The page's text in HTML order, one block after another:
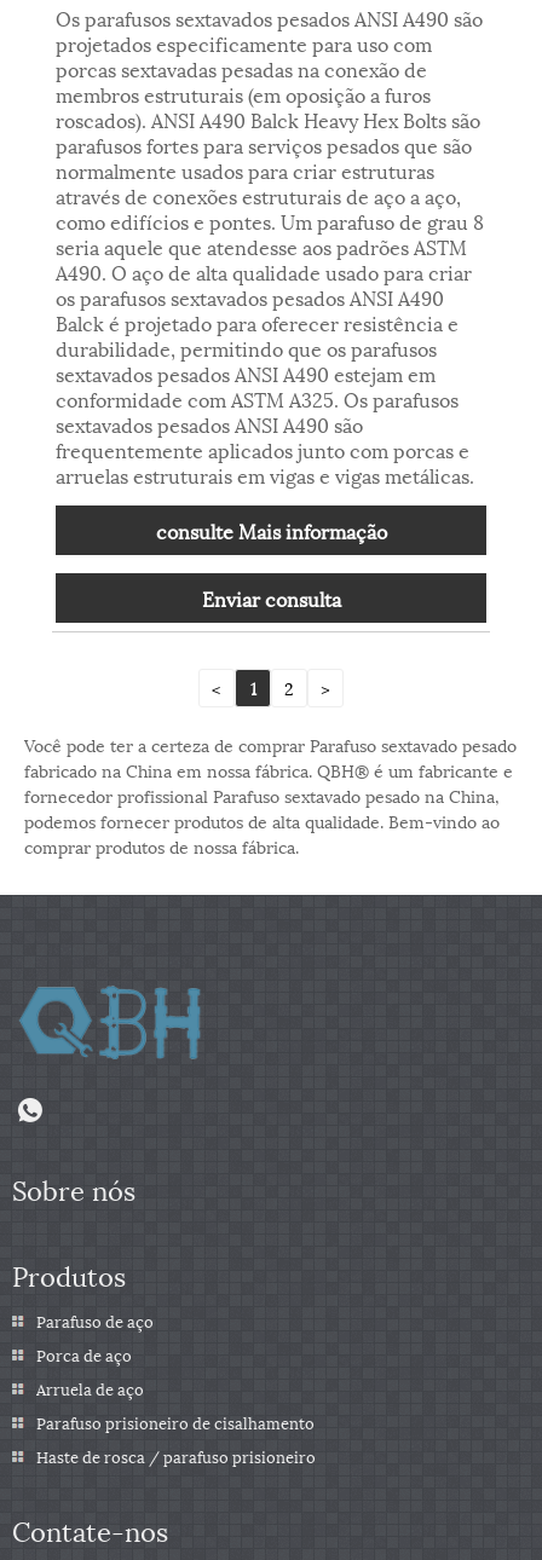
Os parafusos sextavados pesados ​​ANSI A490 são
projetados especificamente para uso com
porcas sextavadas pesadas na conexão de
membros estruturais (em oposição a furos
roscados). ANSI A490 Balck Heavy Hex Bolts são
parafusos fortes para serviços pesados ​​que são
normalmente usados ​​para criar estruturas
através de conexões estruturais de aço a aço,
como edifícios e pontes. Um parafuso de grau 8
seria aquele que atendesse aos padrões ASTM
A490. O aço de alta qualidade usado para criar
os parafusos sextavados pesados ​​ANSI A490
Balck é projetado para oferecer resistência e
durabilidade, permitindo que os parafusos
sextavados pesados ​​ANSI A490 estejam em
conformidade com ASTM A325. Os parafusos
sextavados pesados ​​ANSI A490 são
frequentemente aplicados junto com porcas e
arruelas estruturais em vigas e vigas metálicas.
consulte Mais informação
Enviar consulta
< 1 2 >
Você pode ter a certeza de comprar Parafuso sextavado pesado
fabricado na China em nossa fábrica. QBH® é um fabricante e
fornecedor profissional Parafuso sextavado pesado na China,
podemos fornecer produtos de alta qualidade. Bem-vindo ao
comprar produtos de nossa fábrica.
Sobre nós
Produtos
Parafuso de aço
Porca de aço
Arruela de aço
Parafuso prisioneiro de cisalhamento
Haste de rosca / parafuso prisioneiro
Contate-nos